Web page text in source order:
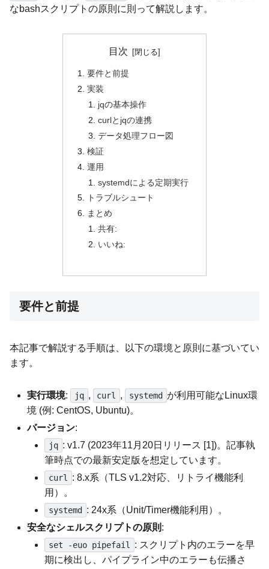
なbashスクリプトの原則に則って解説します。
目次
要件と前提
実装
jqの基本操作
curlとjqの連携
データ処理フロー図
検証
運用
systemdによる定期実行
トラブルシュート
まとめ
共有:
いいね:
要件と前提
本記事で解説する手順は、以下の環境と原則に基づいてい
ます。
実行環境: jq , curl , systemd
が利用可能なLinux環
境 (例: CentOS, Ubuntu)。
バージョン:
jq : v1.7 (2023年11月20日リリース [1])。記事執
筆時点での最新安定版を想定しています。
curl
: 8.x系（TLS v1.2対応、リトライ機能利
用）。
systemd
: 24x系（Unit/Timer機能利用）。
安全なシェルスクリプトの原則 :
set -euo pipefail
: スクリプト内のエラーを早
期に検出し、パイプライン中のエラーも伝播さ